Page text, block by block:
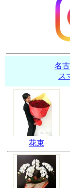
名
ス
花束